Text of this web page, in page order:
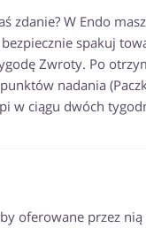
zdanie? W Endo
spakuj
Zwroty. Po
nadania
w ciągu dwóch
oferowane przez